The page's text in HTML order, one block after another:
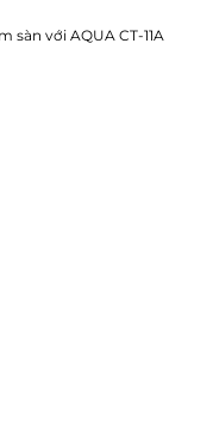
sàn với AQUA CT-11A